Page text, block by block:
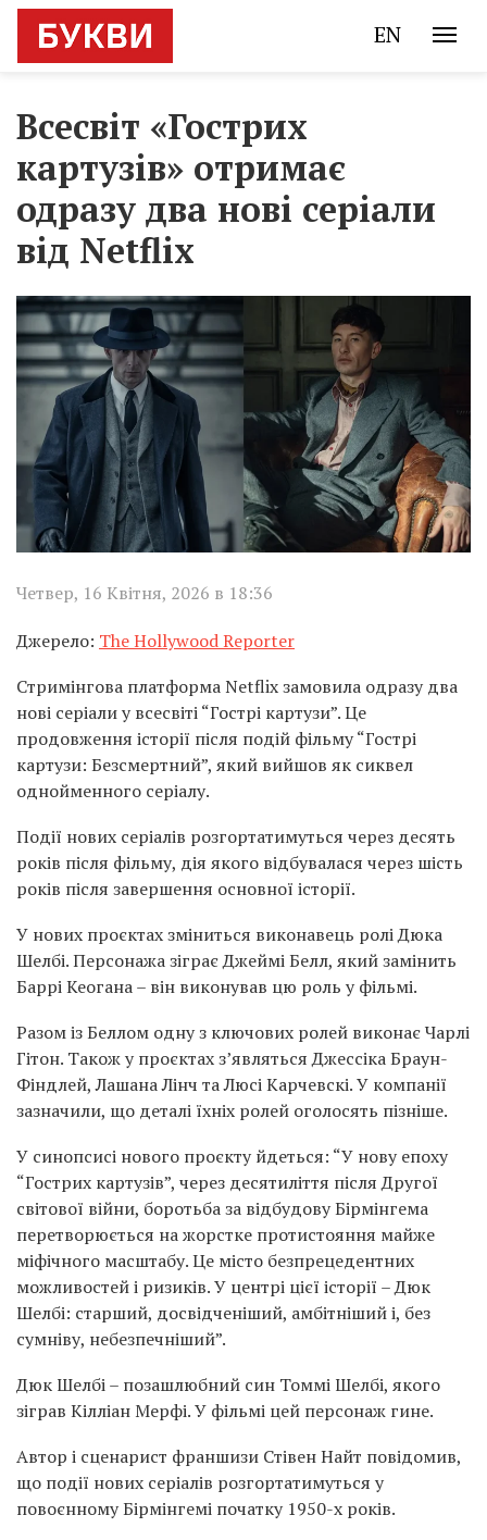
EN
Всесвіт «Гострих
картузів» отримає
одразу два нові серіали
від Netflix
Четвер, 16 Квітня, 2026 в 18:36
Джерело: The Hollywood Reporter
Стримінгова платформа Netflix замовила одразу два
нові серіали у всесвіті “Гострі картузи”. Це
продовження історії після подій фільму “Гострі
картузи: Безсмертний”, який вийшов як сиквел
однойменного серіалу.
Події нових серіалів розгортатимуться через десять
років після фільму, дія якого відбувалася через шість
років після завершення основної історії.
У нових проєктах зміниться виконавець ролі Дюка
Шелбі. Персонажа зіграє Джеймі Белл, який замінить
Баррі Кеогана – він виконував цю роль у фільмі.
Разом із Беллом одну з ключових ролей виконає Чарлі
Гітон. Також у проєктах з’являться Джессіка Браун-
Фіндлей, Лашана Лінч та Люсі Карчевскі. У компанії
зазначили, що деталі їхніх ролей оголосять пізніше.
У синопсисі нового проєкту йдеться: “У нову епоху
“Гострих картузів”, через десятиліття після Другої
світової війни, боротьба за відбудову Бірмінгема
перетворюється на жорстке протистояння майже
міфічного масштабу. Це місто безпрецедентних
можливостей і ризиків. У центрі цієї історії – Дюк
Шелбі: старший, досвідченіший, амбітніший і, без
сумніву, небезпечніший”.
Дюк Шелбі – позашлюбний син Томмі Шелбі, якого
зіграв Кілліан Мерфі. У фільмі цей персонаж гине.
Автор і сценарист франшизи Стівен Найт повідомив,
що події нових серіалів розгортатимуться у
повоєнному Бірмінгемі початку 1950-х років.